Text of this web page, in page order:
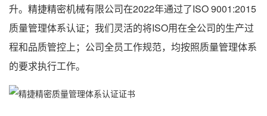
升。精捷精密机械有限公司在2022年通过了ISO 9001:2015
质量管理体系认证；我们灵活的将ISO用在全公司的生产过
程和品质管控上；公司全员工作规范，均按照质量管理体系
的要求执行工作。